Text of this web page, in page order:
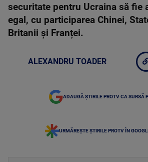
securitate pentru Ucraina să fie
egal, cu participarea Chinei,
Britanii și Franței.
ALEXANDRU TOADER
ADAUGĂ ȘTIRILE PROTV CA SURSĂ
URMĂREȘTE ȘTIRILE PROTV ÎN